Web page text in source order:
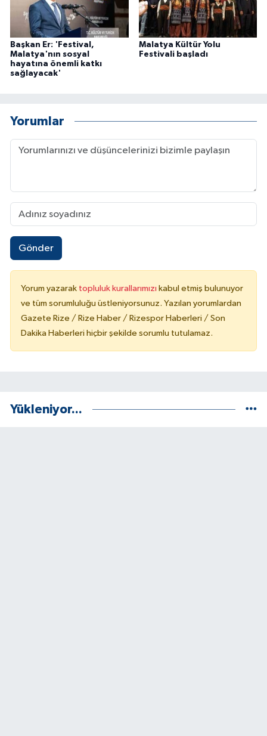
Başkan Er: 'Festival,
Malatya'nın sosyal
hayatına önemli katkı
sağlayacak'
Malatya Kültür Yolu
Festivali başladı
Yorumlar
Gönder
Yorum yazarak topluluk kurallarımızı kabul etmiş bulunuyor
ve tüm sorumluluğu üstleniyorsunuz. Yazılan yorumlardan
Gazete Rize / Rize Haber / Rizespor Haberleri / Son
Dakika Haberleri hiçbir şekilde sorumlu tutulamaz.
Yükleniyor...